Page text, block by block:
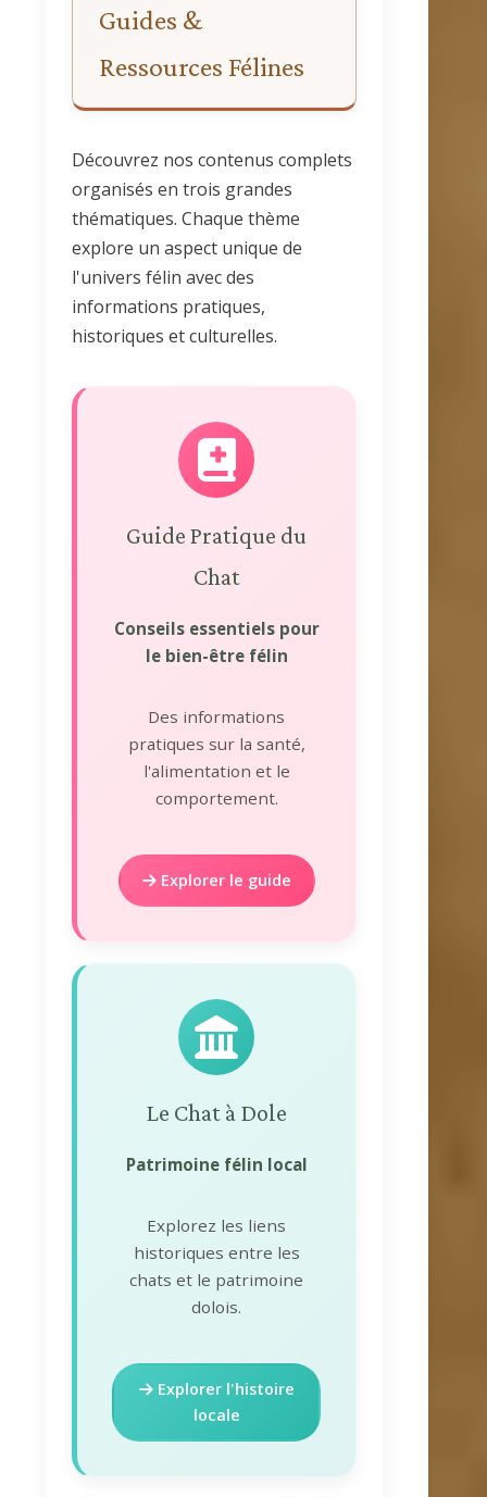
Guides &
Ressources Félines
Découvrez nos contenus complets
organisés en trois grandes
thématiques. Chaque thème
explore un aspect unique de
l'univers félin avec des
informations pratiques,
historiques et culturelles.
Guide Pratique du
Chat
Conseils essentiels pour
le bien-être félin
Des informations
pratiques sur la santé,
l'alimentation et le
comportement.
Explorer le guide
Le Chat à Dole
Patrimoine félin local
Explorez les liens
historiques entre les
chats et le patrimoine
dolois.
Explorer l'histoire
locale